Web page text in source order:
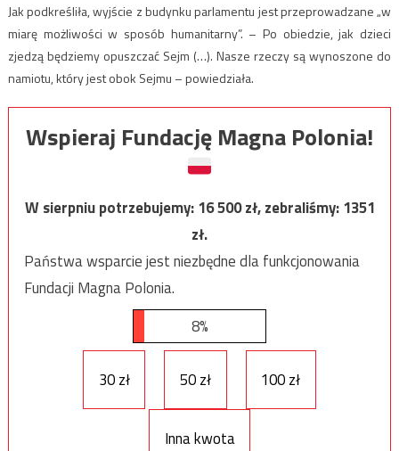
Jak podkreśliła, wyjście z budynku parlamentu jest przeprowadzane „w
miarę możliwości w sposób humanitarny”. – Po obiedzie, jak dzieci
zjedzą będziemy opuszczać Sejm (…). Nasze rzeczy są wynoszone do
namiotu, który jest obok Sejmu – powiedziała.
Wspieraj Fundację Magna Polonia!
W sierpniu potrzebujemy:16 500zł, zebraliśmy:1351
zł.
Państwa wsparcie jest niezbędne dla funkcjonowania
Fundacji Magna Polonia.
8%
30 zł 50 zł 100 zł
Inna kwota